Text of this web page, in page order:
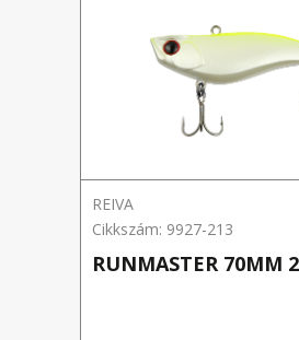
REIVA
Cikkszám: 9927-213
RUNMASTER 70MM